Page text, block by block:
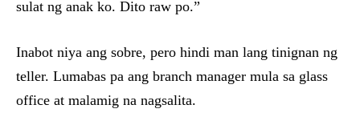
sulat ng anak ko. Dito raw po.”
Inabot niya ang sobre, pero hindi man lang tinignan ng
teller. Lumabas pa ang branch manager mula sa glass
office at malamig na nagsalita.